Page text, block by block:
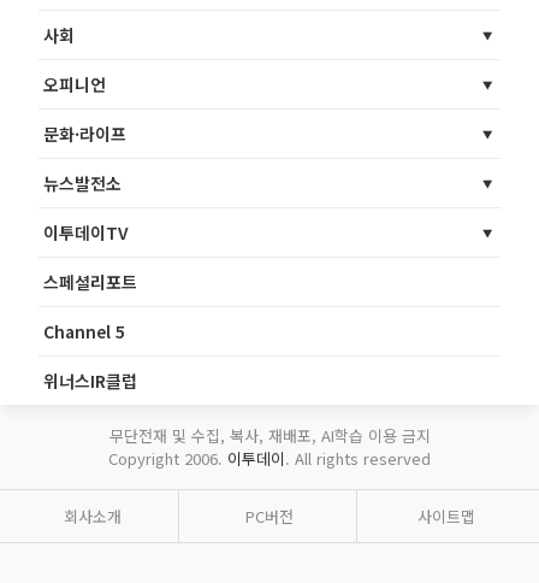
사회
오피니언
문화·라이프
뉴스발전소
이투데이TV
스페셜리포트
Channel 5
위너스IR클럽
무단전재 및 수집, 복사, 재배포, AI학습 이용 금지
Copyright 2006. 이투데이. All rights reserved
회사소개 PC버전 사이트맵